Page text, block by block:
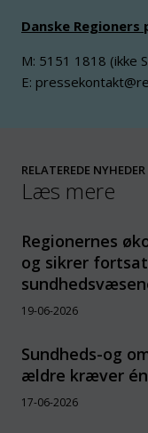
Danske
M: 5151 1818 (ikke
E:
RELATEREDE NYHEDER
Læs mere
Regionernes
og sikrer
19-06-2026
Sundheds-og
ældre kræver
17-06-2026